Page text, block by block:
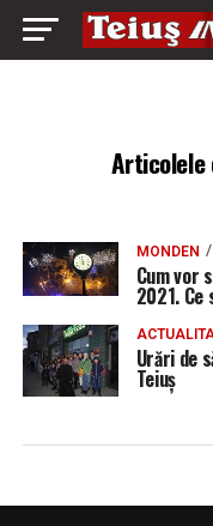
MONDEN
Cum vor
2021.
Urări de
Teiuş